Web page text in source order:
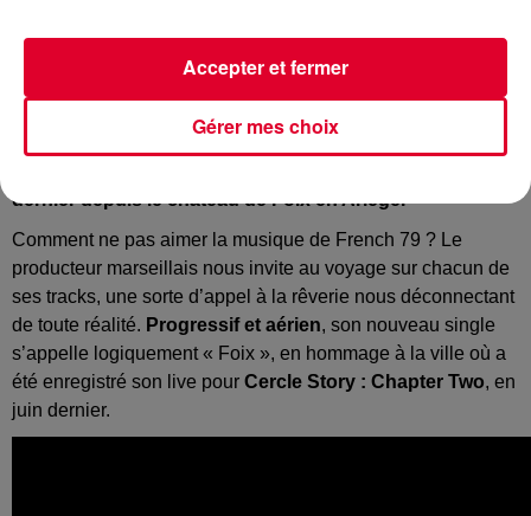
French 79
dernier depuis le château de Foix en Ariège.
Comment ne pas aimer la musique de French 79 ? Le
producteur marseillais nous invite au voyage sur chacun de
ses tracks, une sorte d’appel à la rêverie nous déconnectant
de toute réalité. Progressif et aérien, son nouveau single
s’appelle logiquement « Foix », en hommage à la ville où a
été enregistré son live pour Cercle Story : Chapter Two, en
juin dernier.
Gérer mes choix
Accepter et fermer